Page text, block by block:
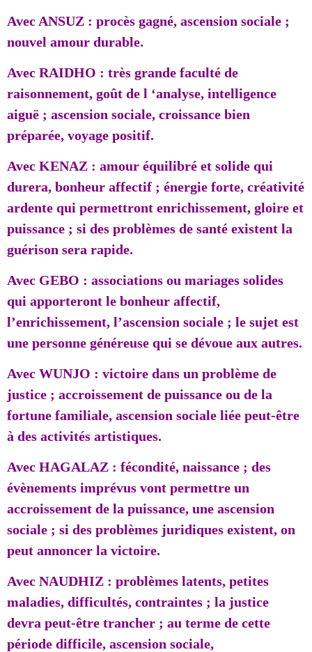
Avec ANSUZ : procès gagné, ascension sociale ;
nouvel amour durable.
Avec RAIDHO : très grande faculté de
raisonnement, goût de l ‘analyse, intelligence
aiguë ; ascension sociale, croissance bien
préparée, voyage positif.
Avec KENAZ : amour équilibré et solide qui
durera, bonheur affectif ; énergie forte, créativité
ardente qui permettront enrichissement, gloire et
puissance ; si des problèmes de santé existent la
guérison sera rapide.
Avec GEBO : associations ou mariages solides
qui apporteront le bonheur affectif,
l’enrichissement, l’ascension sociale ; le sujet est
une personne généreuse qui se dévoue aux autres.
Avec WUNJO : victoire dans un problème de
justice ; accroissement de puissance ou de la
fortune familiale, ascension sociale liée peut-être
à des activités artistiques.
Avec HAGALAZ : fécondité, naissance ; des
évènements imprévus vont permettre un
accroissement de la puissance, une ascension
sociale ; si des problèmes juridiques existent, on
peut annoncer la victoire.
Avec NAUDHIZ : problèmes latents, petites
maladies, difficultés, contraintes ; la justice
devra peut-être trancher ; au terme de cette
période difficile, ascension sociale,